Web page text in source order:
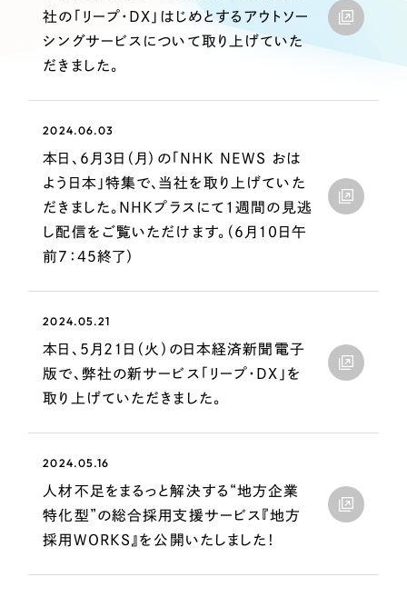
サービス
Service
サービス紹介
を残す資産型DX支援をご提供します
マーケティングDX支援
採用サイト制作
ECサイト制作
ブランドサイト制作
採用サイト制作
ECサイト制作
ブランドサイト制作
ブランディング支援
すべて （624件）
コーポレート・企業サイト （278件）
ブランドサイト・サービスサイト （85件）
求人・採用サイト
ポータルサイト・メディアサイト
LP（ランディングページ） （28件）
オプションサービス
お客様インタビュー
Outsourcing
社の「リープ・DX」はじめとするアウトソー
シングサービスについて取り上げていた
だきました。
2024.06.03
本日、6月3日（月）の「NHK NEWS おは
よう日本」特集で、当社を取り上げていた
だきました。NHKプラスにて１週間の見逃
し配信をご覧いただけます。（6月10日午
前７：４５終了）
2024.05.21
本日、5月21日（火）の日本経済新聞電子
版で、弊社の新サービス「リープ・DX」を
取り上げていただきました。
2024.05.16
人材不足をまるっと解決する“地方企業
特化型”の総合採用支援サービス『地方
採用WORKS』を公開いたしました！